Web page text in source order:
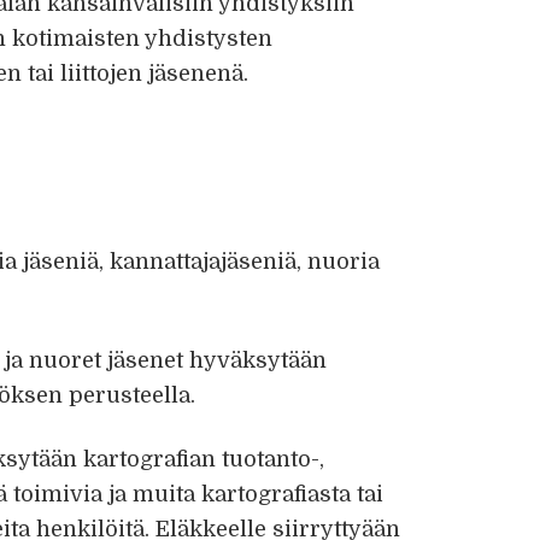
kotimaisten yhdistysten
tai liittojen jäsenenä.
jäseniä, kannattajajäseniä, nuoria
nuoret jäsenet hyväksytään
perusteella.
kartografian tuotanto-,
toimivia ja muita kartografiasta tai
henkilöitä. Eläkkeelle siirryttyään